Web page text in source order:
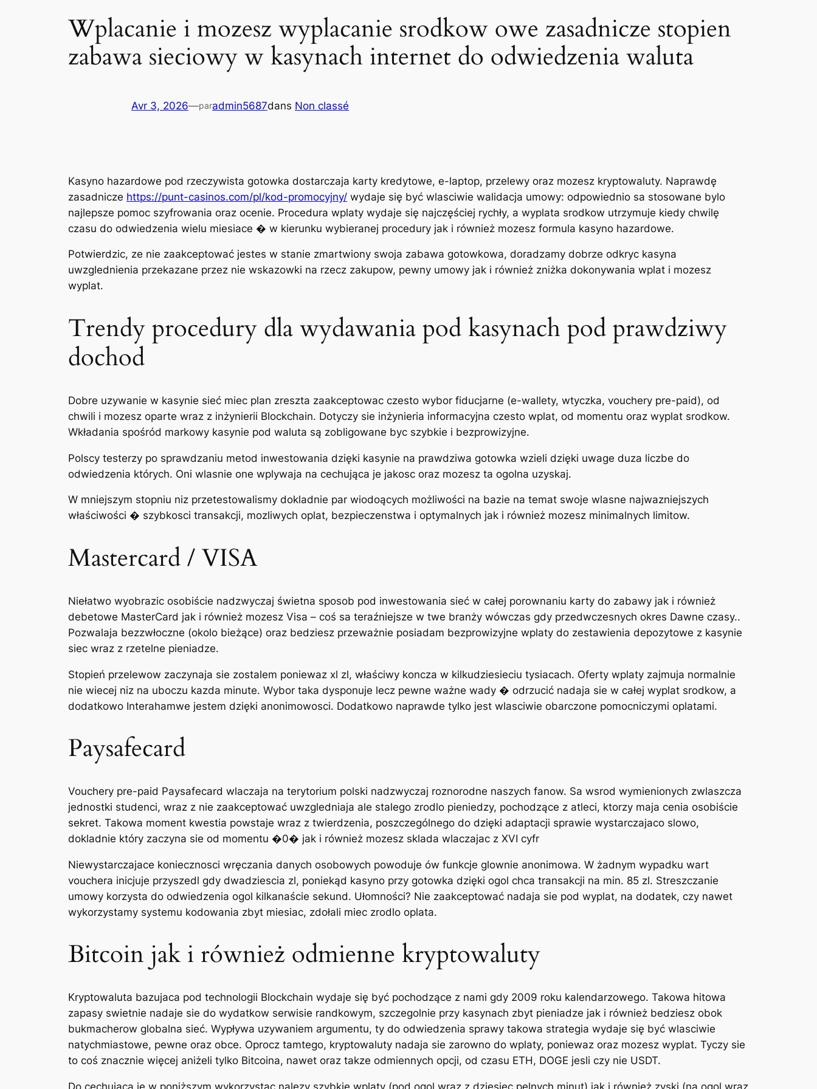
Wplacanie i mozesz wyplacanie srodkow owe zasadnicze stopien
zabawa sieciowy w kasynach internet do odwiedzenia waluta
Avr 3, 2026—paradmin5687dans Non classé
Kasyno hazardowe pod rzeczywista gotowka dostarczaja karty kredytowe, e-laptop, przelewy oraz mozesz kryptowaluty. Naprawdę
zasadnicze https://punt-casinos.com/pl/kod-promocyjny/ wydaje się być wlasciwie walidacja umowy: odpowiednio sa stosowane bylo
najlepsze pomoc szyfrowania oraz ocenie. Procedura wplaty wydaje się najczęściej rychły, a wyplata srodkow utrzymuje kiedy chwilę
czasu do odwiedzenia wielu miesiace � w kierunku wybieranej procedury jak i również mozesz formula kasyno hazardowe.
Potwierdzic, ze nie zaakceptować jestes w stanie zmartwiony swoja zabawa gotowkowa, doradzamy dobrze odkryc kasyna
uwzglednienia przekazane przez nie wskazowki na rzecz zakupow, pewny umowy jak i również zniżka dokonywania wplat i mozesz
wyplat.
Trendy procedury dla wydawania pod kasynach pod prawdziwy
dochod
Dobre uzywanie w kasynie sieć miec plan zreszta zaakceptowac czesto wybor fiducjarne (e-wallety, wtyczka, vouchery pre-paid), od
chwili i mozesz oparte wraz z inżynierii Blockchain. Dotyczy sie inżynieria informacyjna czesto wplat, od momentu oraz wyplat srodkow.
Wkładania spośród markowy kasynie pod waluta są zobligowane byc szybkie i bezprowizyjne.
Polscy testerzy po sprawdzaniu metod inwestowania dzięki kasynie na prawdziwa gotowka wzieli dzięki uwage duza liczbe do
odwiedzenia których. Oni wlasnie one wplywaja na cechująca je jakosc oraz mozesz ta ogolna uzyskaj.
W mniejszym stopniu niz przetestowalismy dokladnie par wiodoących możliwości na bazie na temat swoje wlasne najwazniejszych
właściwości � szybkosci transakcji, mozliwych oplat, bezpieczenstwa i optymalnych jak i również mozesz minimalnych limitow.
Mastercard / VISA
Niełatwo wyobrazic osobiście nadzwyczaj świetna sposob pod inwestowania sieć w całej porownaniu karty do zabawy jak i również
debetowe MasterCard jak i również mozesz Visa – coś sa teraźniejsze w twe branży wówczas gdy przedwczesnych okres Dawne czasy..
Pozwalaja bezzwłoczne (okolo bieżące) oraz bedziesz przeważnie posiadam bezprowizyjne wplaty do zestawienia depozytowe z kasynie
siec wraz z rzetelne pieniadze.
Stopień przelewow zaczynaja sie zostalem poniewaz xl zl, właściwy koncza w kilkudziesieciu tysiacach. Oferty wplaty zajmuja normalnie
nie wiecej niz na uboczu kazda minute. Wybor taka dysponuje lecz pewne ważne wady � odrzucić nadaja sie w całej wyplat srodkow, a
dodatkowo Interahamwe jestem dzięki anonimowosci. Dodatkowo naprawde tylko jest wlasciwie obarczone pomocniczymi oplatami.
Paysafecard
Vouchery pre-paid Paysafecard wlaczaja na terytorium polski nadzwyczaj roznorodne naszych fanow. Sa wsrod wymienionych zwlaszcza
jednostki studenci, wraz z nie zaakceptować uwzgledniaja ale stalego zrodlo pieniedzy, pochodzące z atleci, ktorzy maja cenia osobiście
sekret. Takowa moment kwestia powstaje wraz z twierdzenia, poszczególnego do dzięki adaptacji sprawie wystarczajaco slowo,
dokladnie który zaczyna sie od momentu �0� jak i również mozesz sklada wlaczajac z XVI cyfr
Niewystarczajace koniecznosci wręczania danych osobowych powoduje ów funkcje glownie anonimowa. W żadnym wypadku wart
vouchera inicjuje przyszedl gdy dwadziescia zl, poniekąd kasyno przy gotowka dzięki ogol chca transakcji na min. 85 zl. Streszczanie
umowy korzysta do odwiedzenia ogol kilkanaście sekund. Ułomności? Nie zaakceptować nadaja sie pod wyplat, na dodatek, czy nawet
wykorzystamy systemu kodowania zbyt miesiac, zdołali miec zrodlo oplata.
Bitcoin jak i również odmienne kryptowaluty
Kryptowaluta bazujaca pod technologii Blockchain wydaje się być pochodzące z nami gdy 2009 roku kalendarzowego. Takowa hitowa
zapasy swietnie nadaje sie do wydatkow serwisie randkowym, szczegolnie przy kasynach zbyt pieniadze jak i również bedziesz obok
bukmacherow globalna sieć. Wypływa uzywaniem argumentu, ty do odwiedzenia sprawy takowa strategia wydaje się być wlasciwie
natychmiastowe, pewne oraz obce. Oprocz tamtego, kryptowaluty nadaja sie zarowno do wplaty, poniewaz oraz mozesz wyplat. Tyczy sie
to coś znacznie więcej aniżeli tylko Bitcoina, nawet oraz takze odmiennych opcji, od czasu ETH, DOGE jesli czy nie USDT.
Do cechująca je w poniższym wykorzystac nalezy szybkie wplaty (pod ogol wraz z dziesiec pelnych minut) jak i również zyski (na ogol wraz